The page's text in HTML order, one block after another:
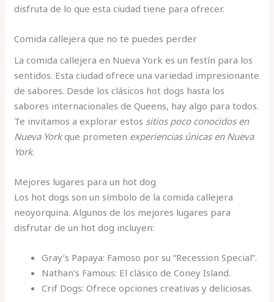
disfruta de lo que esta ciudad tiene para ofrecer.
Comida callejera que no te puedes perder
La comida callejera en Nueva York es un festín para los
sentidos. Esta ciudad ofrece una variedad impresionante
de sabores. Desde los clásicos hot dogs hasta los
sabores internacionales de Queens, hay algo para todos.
Te invitamos a explorar estos sitios poco conocidos en
Nueva Yorkque prometen experiencias únicas en Nueva
York.
Mejores lugares para un hot dog
Los hot dogs son un símbolo de la comida callejera
neoyorquina. Algunos de los mejores lugares para
disfrutar de un hot dog incluyen:
Gray’s Papaya: Famoso por su “Recession Special”.
Nathan’s Famous: El clásico de Coney Island.
Crif Dogs: Ofrece opciones creativas y deliciosas.